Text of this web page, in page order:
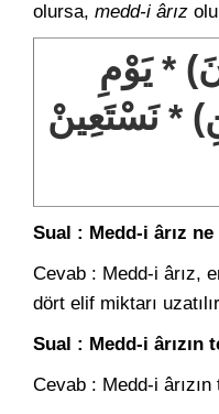
olursa, medd-i ârız
* يَوْمِ
*نَسْتَعِينْ
Sual : Medd-i ârız
Cevab : Medd-i ârız,
dört elif miktarı
Sual : Medd-i ârızın
Cevab : Medd-i